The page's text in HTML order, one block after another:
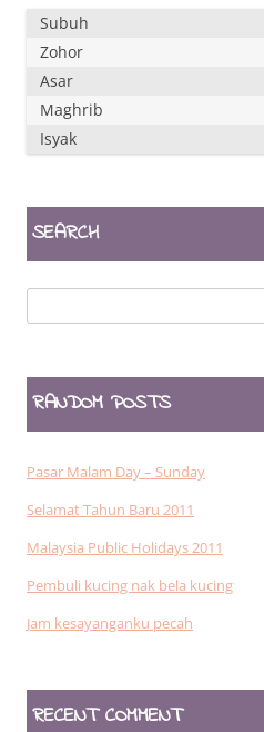
Subuh
Zohor
Asar
Maghrib
Isyak
SEARCH
for:
RANDOM POSTS
Pasar Malam Day – Sunday
Selamat Tahun Baru 2011
Malaysia Public Holidays 2011
Pembuli kucing nak bela kucing
Jam kesayanganku pecah
RECENT COMMENT